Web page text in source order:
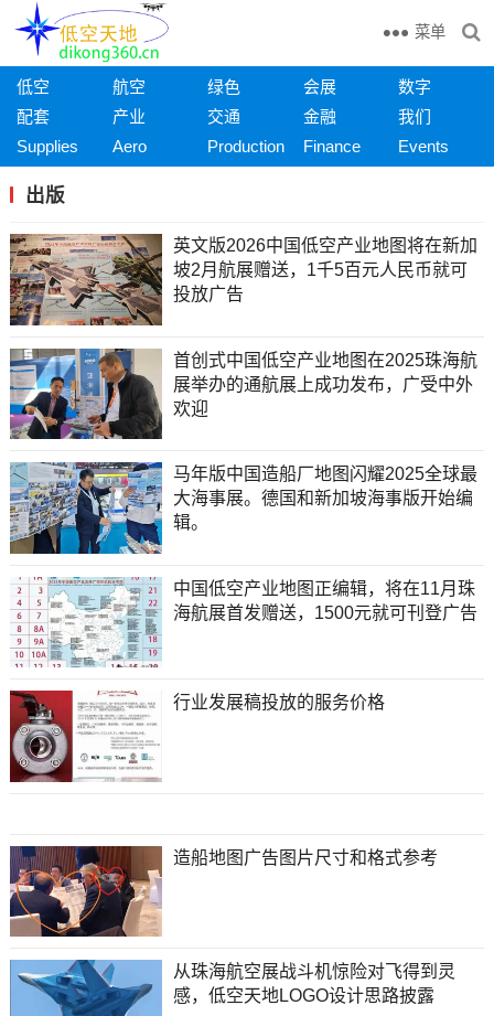
菜单
低空 航空 绿色 会展
数字
配套
产业 交通 金融
我们
Supplies
Aero Production Finance Events
出版
英文版2026中国低空产业地图将在新加
坡2月航展赠送，1千5百元人民币就可
投放广告
首创式中国低空产业地图在2025珠海航
展举办的通航展上成功发布，广受中外
欢迎
马年版中国造船厂地图闪耀2025全球最
大海事展。德国和新加坡海事版开始编
辑。
中国低空产业地图正编辑，将在11月珠
海航展首发赠送，1500元就可刊登广告
行业发展稿投放的服务价格
造船地图广告图片尺寸和格式参考
从珠海航空展战斗机惊险对飞得到灵
感，低空天地LOGO设计思路披露